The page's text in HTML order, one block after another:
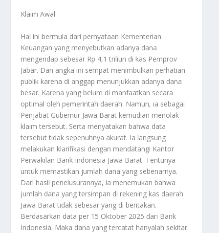
Klaim Awal
Hal ini bermula dari pernyataan Kementerian
Keuangan yang menyebutkan adanya dana
mengendap sebesar Rp 4,1 triliun di kas Pemprov
Jabar. Dan angka ini sempat menimbulkan perhatian
publik karena di anggap menunjukkan adanya dana
besar. Karena yang belum di manfaatkan secara
optimal oleh pemerintah daerah. Namun, ia sebagai
Penjabat Gubernur Jawa Barat kemudian menolak
klaim tersebut. Serta menyatakan bahwa data
tersebut tidak sepenuhnya akurat. Ia langsung
melakukan klarifikasi dengan mendatangi Kantor
Perwakilan Bank Indonesia Jawa Barat. Tentunya
untuk memastikan jumlah dana yang sebenarnya.
Dari hasil penelusurannya, ia menemukan bahwa
jumlah dana yang tersimpan di rekening kas daerah
Jawa Barat tidak sebesar yang di beritakan.
Berdasarkan data per 15 Oktober 2025 dari Bank
Indonesia. Maka dana yang tercatat hanyalah sekitar